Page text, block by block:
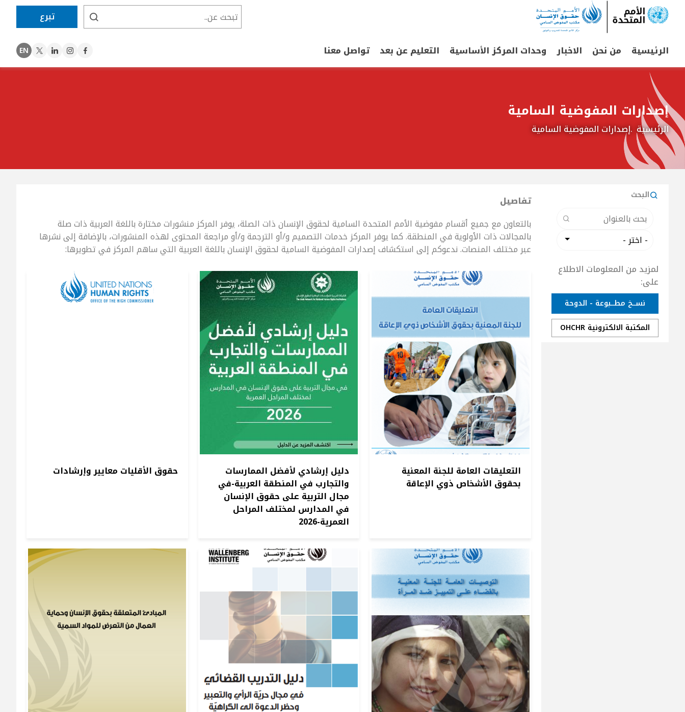
تبرع
Main
navigation
الرئيسية من نحن الاخبار وحدات المركز الأساسية التعليم عن بعد تواصل معنا Facebook
instagram
linkedin
twitter
EN
إصدارات المفوضية السامية
الرئيسية إصدارات المفوضية السامية
البحث
بحث
الموضوع
لمزيد من المعلومات الاطلاع
على:
نســخ مطــبوعة - الدوحة
المكتبة الالكترونية OHCHR
تفاصيل
بالتعاون مع جميع أقسام مفوضية الأمم المتحدة السامية لحقوق الإنسان ذات الصلة، يوفر المركز منشورات مختارة باللغة العربية ذات صلة
بالمجالات ذات الأولوية في المنطقة. كما يوفر المركز خدمات التصميم و/أو الترجمة و/أو مراجعة المحتوى لهذه المنشورات، بالإضافة إلى نشرها
عبر مختلف المنصات. ندعوكم إلى استكشاف إصدارات المفوضية السامية لحقوق الإنسان باللغة العربية التي ساهم المركز في تطويرها:
التعليقات العامة للجنة المعنية
بحقوق الأشخاص ذوي الإعاقة
دليل إرشادي لأفضل الممارسات
والتجارب في المنطقة العربية-في
مجال التربية على حقوق الإنسان
في المدارس لمختلف المراحل
العمرية-2026
حقوق الأقليات معايير وإرشادات